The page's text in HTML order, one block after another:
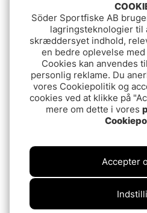
Daiwa Strikeforce
30LWA (bulk)
439 DKK
Söder Sportfiske AB
lagringsteknologier til
skræddersyet indhold,
en bedre oplevelse
Cookies kan anvendes
personlig reklame. Du
vores Cookiepolitik og
cookies ved at klikke på
mere om dette i vores
Accepter